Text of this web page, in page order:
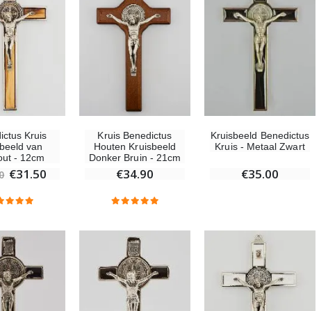
Kruis
van
- 12cm
€31.50
Kruis Benedictus
Houten Kruisbeeld
Donker Bruin - 21cm
€34.90
Kruisbeeld Benedictus
Kruis - Metaal Zwart
€35.00
€21.90
€12.90
€130.00
Een Noveenkaars Laten Branden in Lourdes
€12.00
Pepermuntsnoepjes met Lourdes-water - 130g
€7.90
Noveenkaars Heilige Michael Tegen het Kwaad